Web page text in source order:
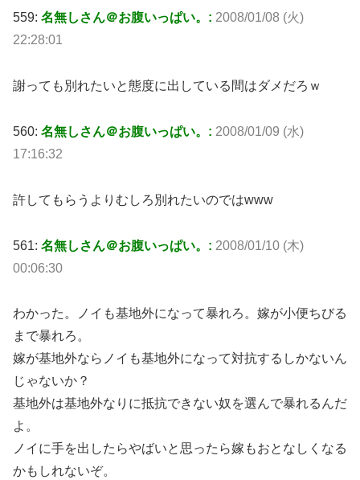
559: 名無しさん＠お腹いっぱい。: 2008/01/08 (火)
22:28:01
謝っても別れたいと態度に出している間はダメだろｗ
560: 名無しさん＠お腹いっぱい。: 2008/01/09 (水)
17:16:32
許してもらうよりむしろ別れたいのではwww
561: 名無しさん＠お腹いっぱい。: 2008/01/10 (木)
00:06:30
わかった。ノイも基地外になって暴れろ。嫁が小便ちびる
まで暴れろ。
嫁が基地外ならノイも基地外になって対抗するしかないん
じゃないか？
基地外は基地外なりに抵抗できない奴を選んで暴れるんだ
よ。
ノイに手を出したらやばいと思ったら嫁もおとなしくなる
かもしれないぞ。